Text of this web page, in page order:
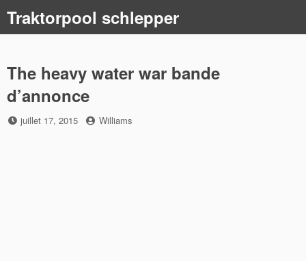
content
Traktorpool schlepper
The heavy water war bande
d’annonce
Posted
juillet 17, 2015 by
Williams